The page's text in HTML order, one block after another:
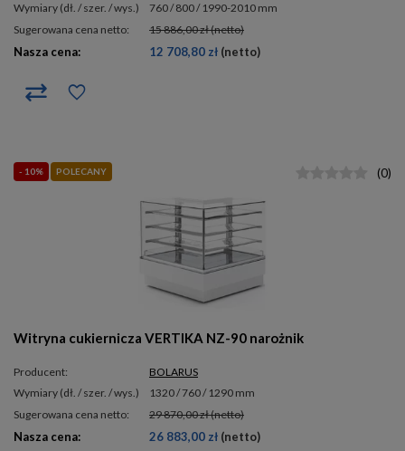
wymiary (dł. / szer. / wys.)
760 / 800 / 1990-2010 mm
Sugerowana cena netto:
15 886,00 zł(netto)
Nasza cena: 12 708,80 zł (netto)
- 10% POLECANY
Witryna cukiernicza VERTIKA NZ-90 narożnik
Producent:
BOLARUS
wymiary (dł. / szer. / wys.)
1320 / 760 / 1290 mm
Sugerowana cena netto:
29 870,00 zł(netto)
Nasza cena: 26 883,00 zł (netto)
(0)